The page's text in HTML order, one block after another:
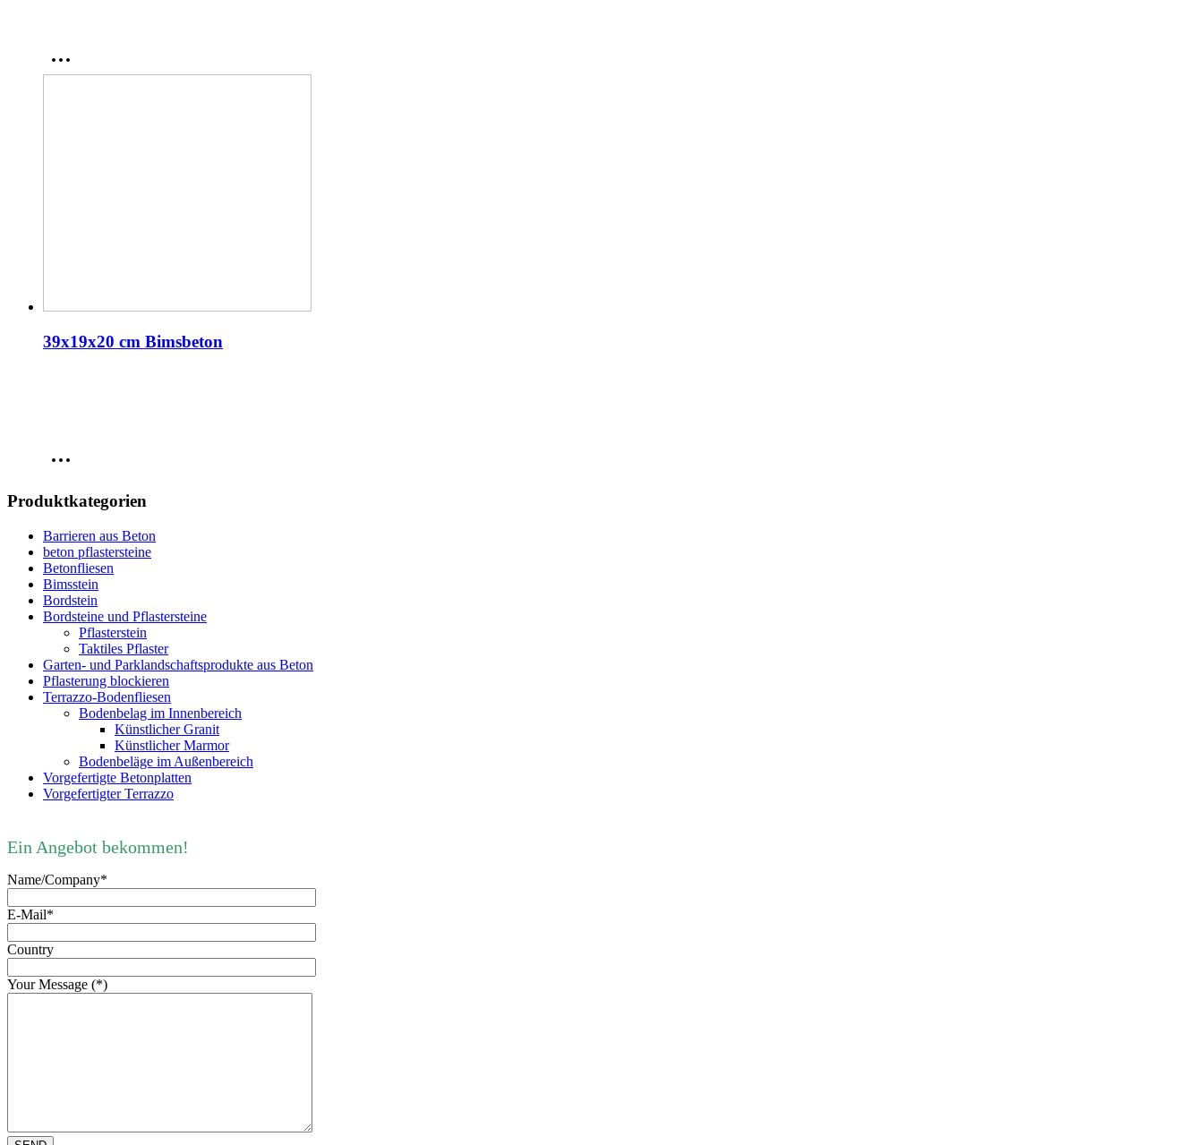
39x19x20 cm Bimsbeton
Produktkategorien
Barrieren aus Beton
beton pflastersteine
Betonfliesen
Bimsstein
Bordstein
Bordsteine und Pflastersteine
Pflasterstein
Taktiles Pflaster
Garten- und Parklandschaftsprodukte aus Beton
Pflasterung blockieren
Terrazzo-Bodenfliesen
Bodenbelag im Innenbereich
Künstlicher Granit
Künstlicher Marmor
Bodenbeläge im Außenbereich
Vorgefertigte Betonplatten
Vorgefertigter Terrazzo
Ein Angebot bekommen!
Name/Company*
E-Mail*
Country
Your Message (*)